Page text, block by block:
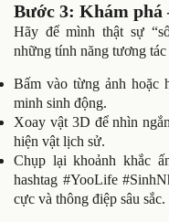
Bước 3: Khám phá
Hãy để mình thật sự
những tính năng tương tác
Bấm vào từng ảnh hoặc
minh sinh động.
Xoay vật 3D để nhìn
hiện vật lịch sử.
Chụp lại khoảnh khắc
hashtag #YooLife
cực và thông điệp sâu sắc.